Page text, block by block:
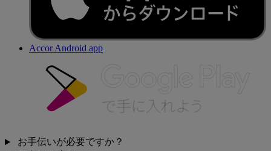
Accor Android app
お手伝いが必要ですか？